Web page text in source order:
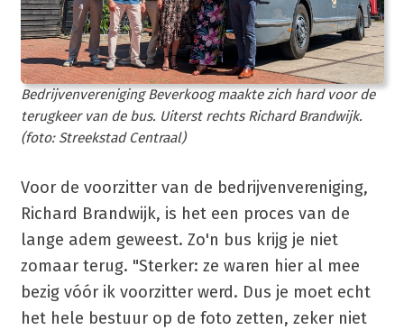
Bedrijvenvereniging Beverkoog maakte zich hard voor de
terugkeer van de bus. Uiterst rechts Richard Brandwijk.
(foto: Streekstad Centraal)
Voor de voorzitter van de bedrijvenvereniging,
Richard Brandwijk, is het een proces van de
lange adem geweest. Zo'n bus krijg je niet
zomaar terug. "Sterker: ze waren hier al mee
bezig vóór ik voorzitter werd. Dus je moet echt
het hele bestuur op de foto zetten, zeker niet